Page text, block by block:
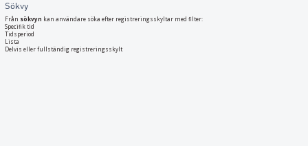
Sökvy
Från sökvyn kan användare söka efter registreringsskyltar med filter:
Specifik tid
Tidsperiod
Lista
Delvis eller fullständig registreringsskylt